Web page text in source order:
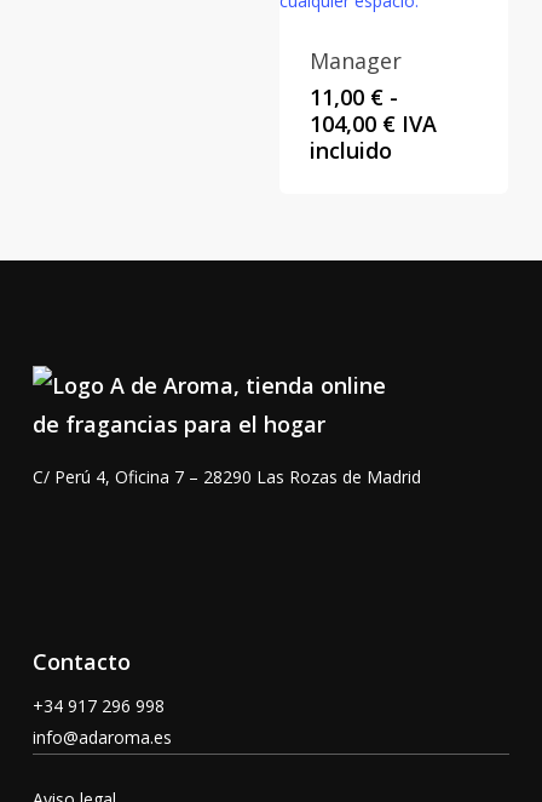
Manager
11,00 € -
104,00 €Rango
hasta
IVA
incluido
C/ Perú 4, Oficina 7 – 28290 Las Rozas de Madrid
Contacto
+34 917 296 998
info@adaroma.es